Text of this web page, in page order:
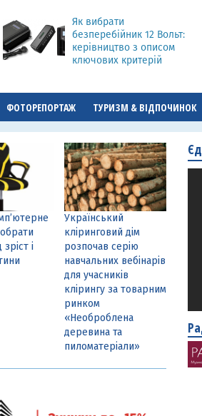
Як вибрати
безперебійник 12 Вольт:
керівництво з описом
ключових критерій
ФОТОРЕПОРТАЖ ТУРИЗМ & ВІДПОЧИНОК
і
Український
кліринговий дім
розпочав серію
навчальних вебінарів
для учасників
клірингу за товарним
ринком
«Необроблена
деревина та
пиломатеріали»